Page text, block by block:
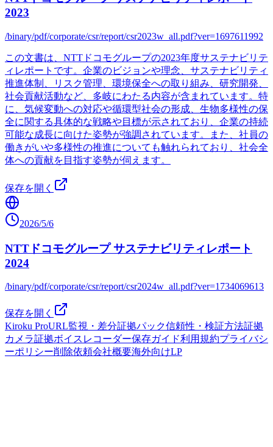
2023
/binary/pdf/corporate/csr/report/csr2023w_all.pdf?ver=1697611992
この文書は、NTTドコモグループの2023年度サステナビリテ
ィレポートです。企業のビジョンや理念、サステナビリティ
推進体制、リスク管理、環境保全への取り組み、研究開発、
社会貢献活動など、多岐にわたる内容が含まれています。特
に、気候変動への対応や循環型社会の形成、生物多様性の保
全に関する具体的な戦略や目標が示されており、企業の持続
可能な成長に向けた姿勢が強調されています。また、社員の
働きがいや多様性の推進についても触れられており、社会全
体への貢献を目指す姿勢が伺えます。
保存を開く
2026/5/6
NTTドコモグループ サステナビリティレポート
2024
/binary/pdf/corporate/csr/report/csr2024w_all.pdf?ver=1734069613
保存を開く
Kiroku ProURL監視・差分証拠パック信頼性・検証方法証拠
カメラ証拠ボイスレコーダー保存ガイド利用規約プライバシ
ーポリシー削除依頼会社概要海外向けLP